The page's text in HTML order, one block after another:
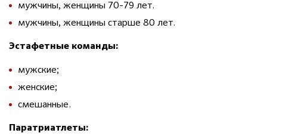
мужчины, женщины 70-79 лет.
мужчины, женщины старше 80 лет.
Эстафетные команды:
мужские;
женские;
смешанные.
Паратриатлеты: